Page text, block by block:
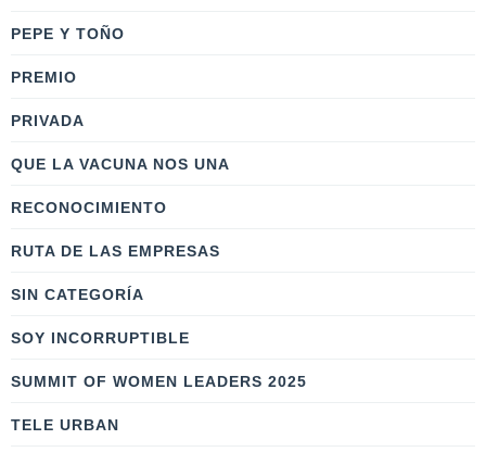
PEPE Y TOÑO
PREMIO
PRIVADA
QUE LA VACUNA NOS UNA
RECONOCIMIENTO
RUTA DE LAS EMPRESAS
SIN CATEGORÍA
SOY INCORRUPTIBLE
SUMMIT OF WOMEN LEADERS 2025
TELE URBAN